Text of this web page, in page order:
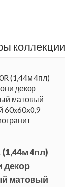
коллекции
(1,44м 4пл)
декор
матовый